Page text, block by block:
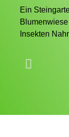
Ein
Insekten